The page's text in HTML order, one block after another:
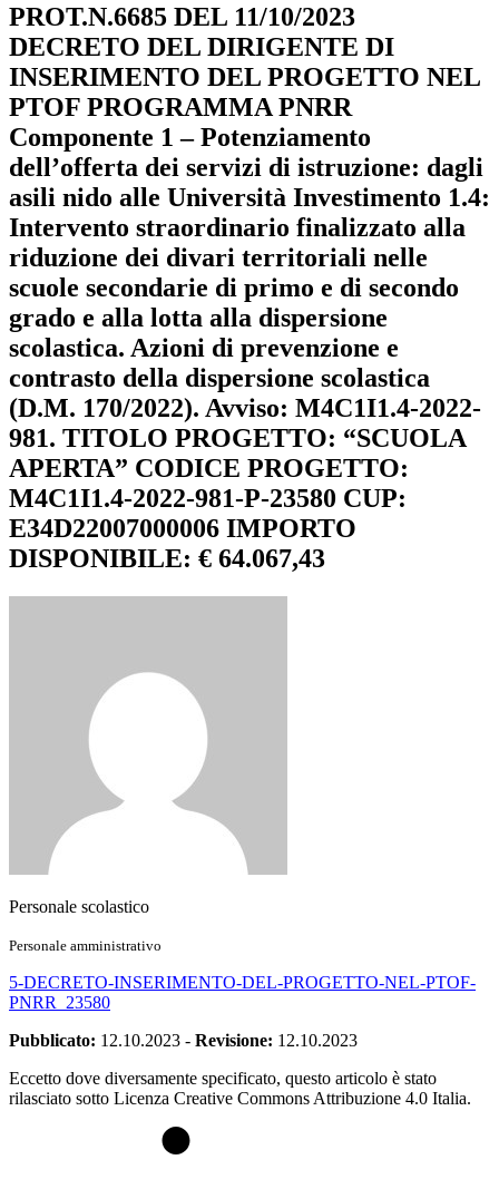
PROT.N.6685 DEL 11/10/2023
DECRETO DEL DIRIGENTE DI
INSERIMENTO DEL PROGETTO NEL
PTOF PROGRAMMA PNRR
Componente 1 – Potenziamento
dell’offerta dei servizi di istruzione: dagli
asili nido alle Università Investimento 1.4:
Intervento straordinario finalizzato alla
riduzione dei divari territoriali nelle
scuole secondarie di primo e di secondo
grado e alla lotta alla dispersione
scolastica. Azioni di prevenzione e
contrasto della dispersione scolastica
(D.M. 170/2022). Avviso: M4C1I1.4-2022-
981. TITOLO PROGETTO: “SCUOLA
APERTA” CODICE PROGETTO:
M4C1I1.4-2022-981-P-23580 CUP:
E34D22007000006 IMPORTO
DISPONIBILE: € 64.067,43
Personale scolastico
Personale amministrativo
5-DECRETO-INSERIMENTO-DEL-PROGETTO-NEL-PTOF-
PNRR_23580
Pubblicato: 12.10.2023 - Revisione: 12.10.2023
Eccetto dove diversamente specificato, questo articolo è stato
rilasciato sotto Licenza Creative Commons Attribuzione 4.0 Italia.